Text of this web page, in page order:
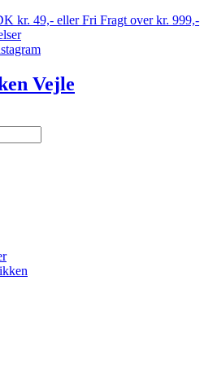
kr. 49,- eller Fri Fragt over kr. 999,-
Vejle